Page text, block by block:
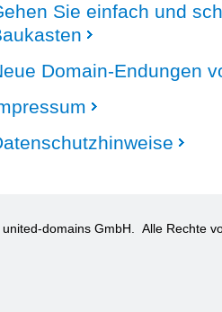
Sie einfach und
Domain-Endungen
domains GmbH. Alle Rechte